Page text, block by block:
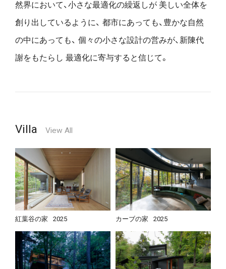
然界において、小さな最適化の繰返しが 美しい全体を
創り出しているように、 都市にあっても、豊かな自然
の中にあっても、 個々の小さな設計の営みが、新陳代
謝をもたらし 最適化に寄与すると信じて。
Villa View All
紅葉谷の家 2025 カーブの家 2025